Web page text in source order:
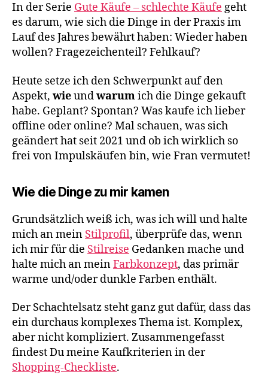
In der Serie Gute Käufe – schlechte Käufe geht
es darum, wie sich die Dinge in der Praxis im
Lauf des Jahres bewährt haben: Wieder haben
wollen? Fragezeichenteil? Fehlkauf?
Heute setze ich den Schwerpunkt auf den
Aspekt, wieundwarumich die Dinge gekauft
habe. Geplant? Spontan? Was kaufe ich lieber
offline oder online? Mal schauen, was sich
geändert hat seit 2021 und ob ich wirklich so
frei von Impulskäufen bin, wie Fran vermutet!
Wie die Dinge zu mir kamen
Grundsätzlich weiß ich, was ich will und halte
mich an mein Stilprofil, überprüfe das, wenn
ich mir für die Stilreise Gedanken mache und
halte mich an meinFarbkonzept, das primär
warme und/oder dunkle Farben enthält.
Der Schachtelsatz steht ganz gut dafür, dass das
ein durchaus komplexes Thema ist. Komplex,
aber nicht kompliziert. Zusammengefasst
findest Du meine Kaufkriterien in der
Shopping-Checkliste.